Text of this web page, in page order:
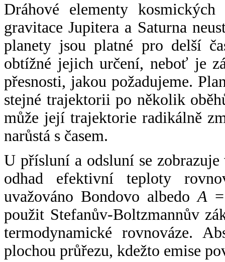
Dráhové elementy
gravitace Jupitera a Saturna
planety jsou platné pro delší
obtížné jejich určení, neboť je
přesnosti, jakou požadujeme.
stejné trajektorii po několik
může její trajektorie radikálně
narůstá s časem.
U přísluní a odsluní se
odhad efektivní teploty
uvažováno Bondovo albedoA
použit Stefanův-Boltzmannův
termodynamické rovnováze.
plochou průřezu, kdežto emise